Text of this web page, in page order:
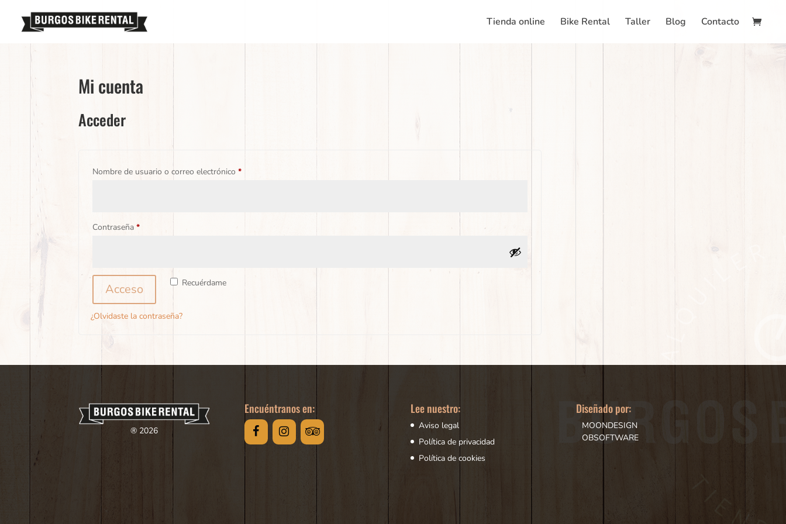
Tienda online Bike Rental Taller Blog Contacto
Mi cuenta
Acceder
Nombre de usuario o correo electrónico*Obligatorio
Contraseña*Obligatorio
Recuérdame
Acceso
¿Olvidaste la contraseña?
® 2026
Encuéntranos en: Lee nuestro:
Aviso legal
Política de privacidad
Política de cookies
Diseñado por:
MOONDESIGN
OBSOFTWARE